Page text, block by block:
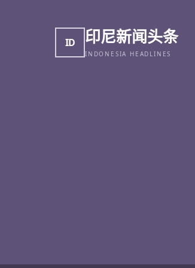
ID 印尼新闻头条
INDONESIA HEADLINES